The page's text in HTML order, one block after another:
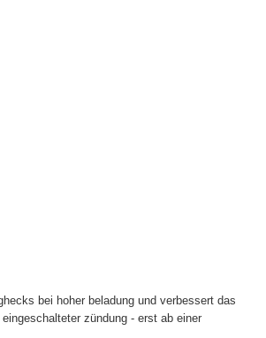
bei hoher beladung und verbessert das
zündung - erst ab einer